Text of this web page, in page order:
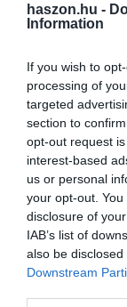
haszon.hu -
Information
If you wish to
processing of
targeted
section to
opt-out request
interest-based
us or personal
your opt-out.
disclosure of
IAB’s list of
also be
Downstream
nem fix, a
különbség például
Fontos
tájékoztató
pénzügyi
egyéni